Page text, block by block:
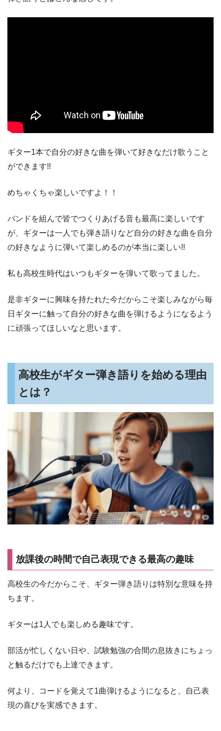
ギター1本で自分の好きな曲を弾いて好きなだけ歌うこと
ができます!!
めちゃくちゃ楽しいですよ！！
バンドを組んで皆でつくりあげる音も最高に楽しいです
が、ギターは一人でも弾き語りなど自分の好きな曲を自分
の好きなように弾いて楽しめるのが本当に楽しい!!
私も高校生時代はいつもギターを弾いて歌ってました。
是非ギターに興味を持たれた今だからこそ楽しみながら毎
日ギターに触って自分の好きな曲を弾けるようになるよう
に頑張ってほしいなと思います。
高校生がギター弾き語りを始める理由
とは？
放課後の時間で自己表現できる最高の趣味
高校生の今だからこそ、ギター弾き語りは特別な意味を持
ちます。
ギターは1人でも楽しめる趣味です。
部活が忙しくない日や、試験勉強の合間の息抜きにちょっ
と触るだけでも上達できます。
何より、コードを覚えて1曲弾けるようになると、自己表
現の喜びを実感できます。